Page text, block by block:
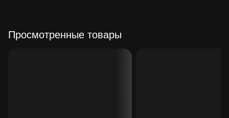
Просмотренные товары